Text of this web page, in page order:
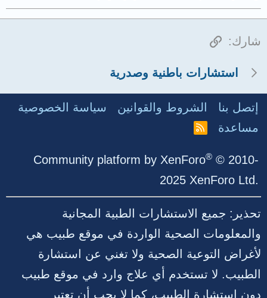
شارك: الرابط
استشارات باطنية وصدرية
إتصل بنا الشروط والقوانين
سياسة الخصوصية
مساعدة
R
Community platform by XenForo® © 2010-
2025 XenForo Ltd.
تحذير: جميع الاستشارات الطبية المجانية
والمعلومات الصحية الواردة في موقع طبيب هي
لأغراض التوعية الصحية ولا تغني عن استشارة
الطبيب. لا تستخدم أي علاج وارد في موقع طبيب
دون استشارة الطبيب، كما لا يجب أن تعتبر